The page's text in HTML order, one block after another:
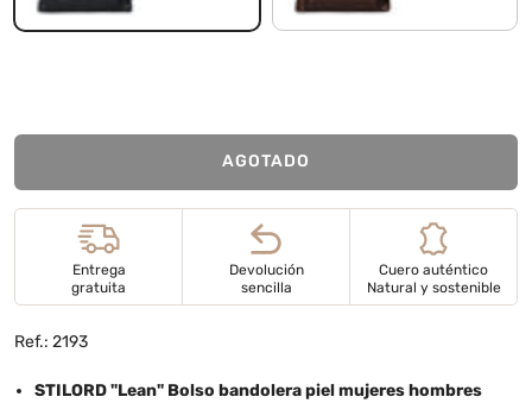
AGOTADO
Entrega
gratuita
Devolución
sencilla
Cuero auténtico
Natural y sostenible
Ref.: 2193
STILORD "Lean" Bolso bandolera piel mujeres hombres